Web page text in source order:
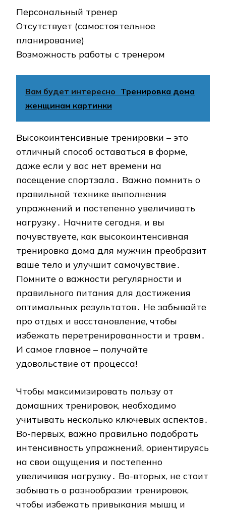
Персональный тренер
Отсутствует (самостоятельное
планирование)
Возможность работы с тренером
Вам будет интересно Тренировка дома
женщинам картинки
Высокоинтенсивные тренировки – это
отличный способ оставаться в форме,
даже если у вас нет времени на
посещение спортзала․ Важно помнить о
правильной технике выполнения
упражнений и постепенно увеличивать
нагрузку․ Начните сегодня, и вы
почувствуете, как высокоинтенсивная
тренировка дома для мужчин преобразит
ваше тело и улучшит самочувствие․
Помните о важности регулярности и
правильного питания для достижения
оптимальных результатов․ Не забывайте
про отдых и восстановление, чтобы
избежать перетренированности и травм․
И самое главное – получайте
удовольствие от процесса!
Чтобы максимизировать пользу от
домашних тренировок, необходимо
учитывать несколько ключевых аспектов․
Во-первых, важно правильно подобрать
интенсивность упражнений, ориентируясь
на свои ощущения и постепенно
увеличивая нагрузку․ Во-вторых, не стоит
забывать о разнообразии тренировок,
чтобы избежать привыкания мышц и